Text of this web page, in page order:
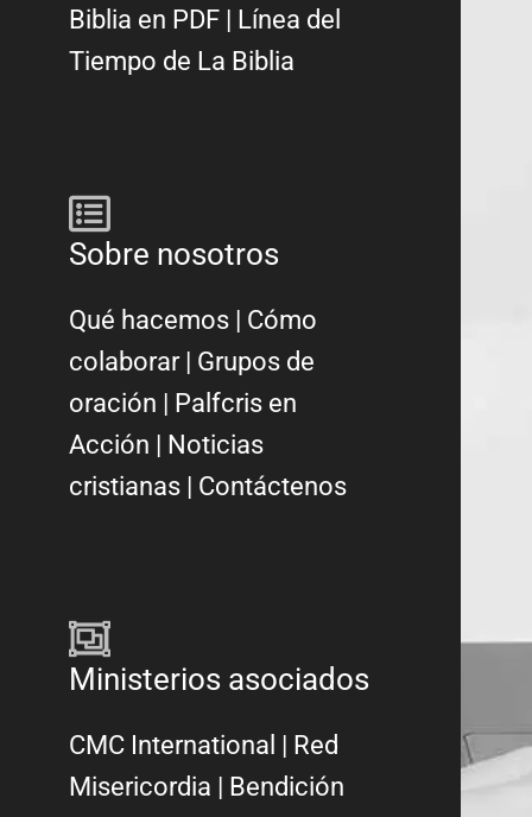
Biblia en PDF
Línea del
Tiempo de La Biblia
Sobre nosotros
Qué hacemos | Cómo
colaborar| Grupos de
oración | Palfcris en
Acción | Noticias
cristianas | Contáctenos
Ministerios asociados
CMC International | Red
Misericordia | Bendición